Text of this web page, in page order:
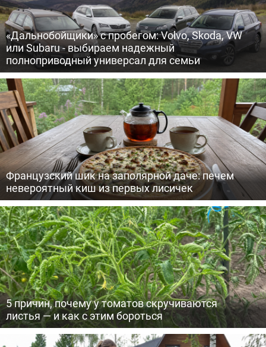
«Дальнобойщики» с пробегом: Volvo, Skoda, VW
или Subaru - выбираем надежный
полноприводный универсал для семьи
Французский шик на заполярной даче: печем
невероятный киш из первых лисичек
5 причин, почему у томатов скручиваются
листья — и как с этим бороться